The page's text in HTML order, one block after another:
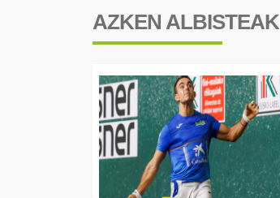
AZKEN ALBISTEAK